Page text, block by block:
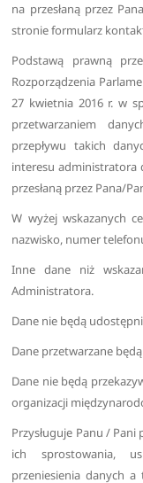
na przesłaną przez
stronie formularz
Podstawą prawną
Rozporządzenia
27 kwietnia 2016 r. w
przetwarzaniem
przepływu takich
interesu administratora
przesłaną przez Pana/
W wyżej wskazanych
nazwisko, numer
Inne dane niż
Administratora.
Dane nie będą
Dane przetwarzane
Dane nie będą
organizacji
Przysługuje Panu /
ich sprostowania,
przeniesienia danych